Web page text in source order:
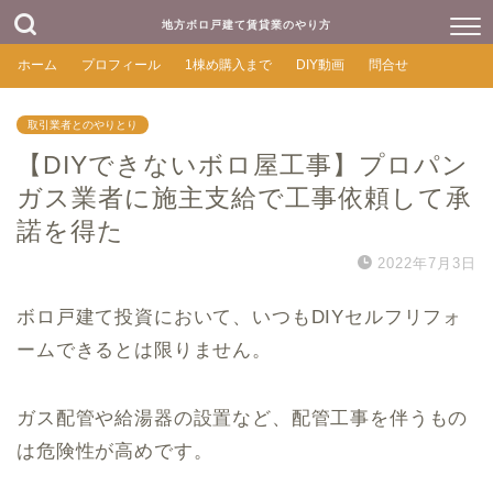
地方ボロ戸建て賃貸業のやり方
ホーム プロフィール 1棟め購入まで DIY動画 問合せ
取引業者とのやりとり
【DIYできないボロ屋工事】プロパン
ガス業者に施主支給で工事依頼して承
諾を得た
2022年7月3日
ボロ戸建て投資において、いつもDIYセルフリフォ
ームできるとは限りません。
ガス配管や給湯器の設置など、配管工事を伴うもの
は危険性が高めです。